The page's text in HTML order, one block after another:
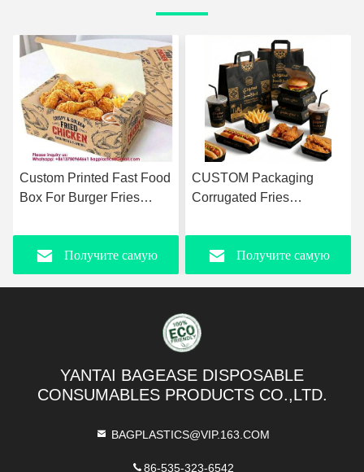
CUSTOM Packaging
Corrugated Fries
Aluminum Foil Pizza
Boxes With Logo
Disposable Kraft Paper
Foil Boat Packaging Take-
Получите самую
Food Storage Boxes,
Custom Printed Fried
With Handle Matte Black
Disposable Cardboard
Food Containers For Fast
Получите самую
YANTAI BAGEASE DISPOSABLE
CONSUMABLES PRODUCTS CO.,LTD.
BAGPLASTICS@VIP.163.COM
86-535-323-6542